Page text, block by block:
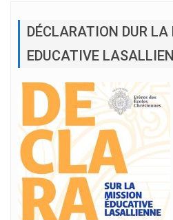
DÉCLARATION DUR
EDUCATIVE